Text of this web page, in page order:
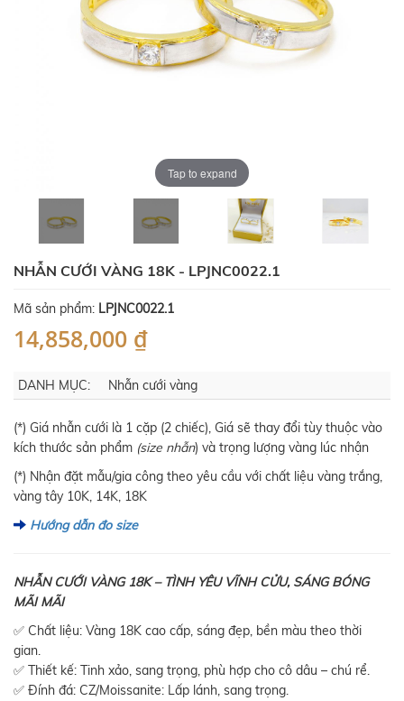
Tap to expand
NHẪN CƯỚI VÀNG 18K - LPJNC0022.1
Mã sản phẩm: LPJNC0022.1
14,858,000 ₫
DANH MỤC: Nhẫn cưới vàng
(*) Giá nhẫn cưới là 1 cặp (2 chiếc), Giá sẽ thay đổi tùy thuộc vào
kích thước sản phẩm (size nhẫn) và trọng lượng vàng lúc nhận
(*) Nhận đặt mẫu/gia công theo yêu cầu với chất liệu vàng trắng,
vàng tây 10K, 14K, 18K
Hướng dẫn đo size
NHẪN CƯỚI VÀNG 18K – TÌNH YÊU VĨNH CỬU, SÁNG BÓNG
MÃI MÃI
✅ Chất liệu: Vàng 18K cao cấp, sáng đẹp, bền màu theo thời
gian.
✅ Thiết kế: Tinh xảo, sang trọng, phù hợp cho cô dâu – chú rể.
✅ Đính đá: CZ/Moissanite: Lấp lánh, sang trọng.